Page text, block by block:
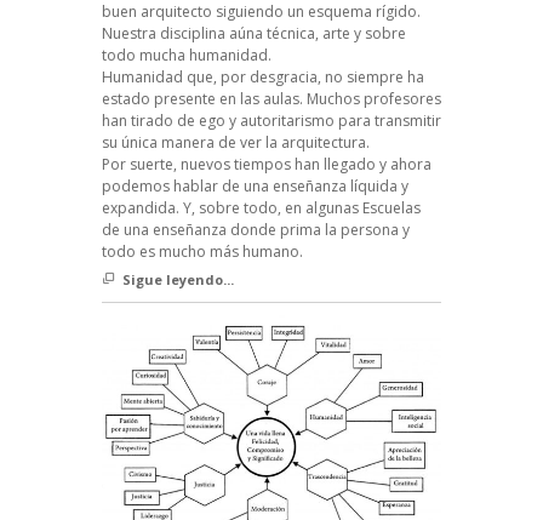
buen arquitecto siguiendo un esquema rígido.
Nuestra disciplina aúna técnica, arte y sobre
todo mucha humanidad.
Humanidad que, por desgracia, no siempre ha
estado presente en las aulas. Muchos profesores
han tirado de ego y autoritarismo para transmitir
su única manera de ver la arquitectura.
Por suerte, nuevos tiempos han llegado y ahora
podemos hablar de una enseñanza líquida y
expandida. Y, sobre todo, en algunas Escuelas
de una enseñanza donde prima la persona y
todo es mucho más humano.
Sigue leyendo...